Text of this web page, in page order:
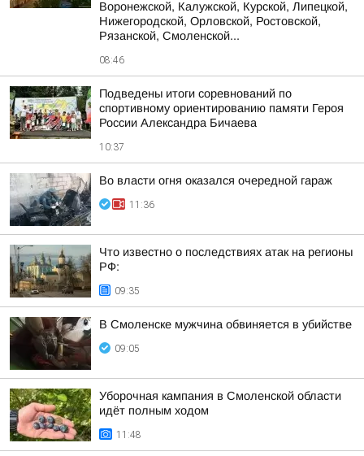
Воронежской, Калужской, Курской, Липецкой,
Нижегородской, Орловской, Ростовской,
Рязанской, Смоленской...
08:46
Подведены итоги соревнований по
спортивному ориентированию памяти Героя
России Александра Бичаева
10:37
Во власти огня оказался очередной гараж
11:36
Что известно о последствиях атак на регионы
РФ:
09:35
В Смоленске мужчина обвиняется в убийстве
09:05
Уборочная кампания в Смоленской области
идёт полным ходом
11:48